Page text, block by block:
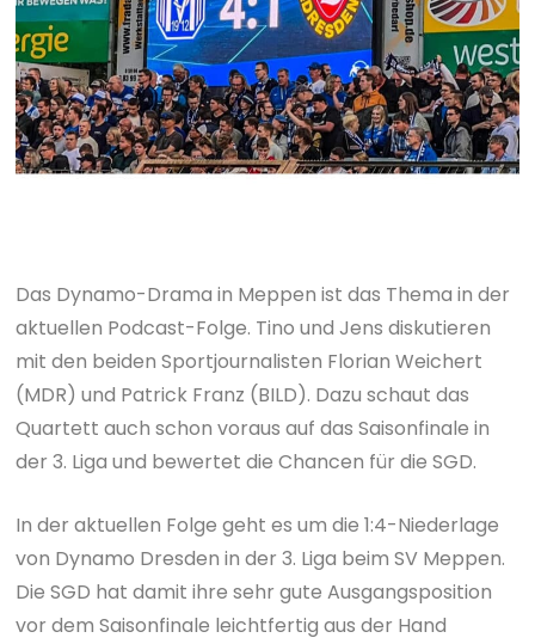
Das Dynamo-Drama in Meppen ist das Thema in der
aktuellen Podcast-Folge. Tino und Jens diskutieren
mit den beiden Sportjournalisten Florian Weichert
(MDR) und Patrick Franz (BILD). Dazu schaut das
Quartett auch schon voraus auf das Saisonfinale in
der 3. Liga und bewertet die Chancen für die SGD.
In der aktuellen Folge geht es um die 1:4-Niederlage
von Dynamo Dresden in der 3. Liga beim SV Meppen.
Die SGD hat damit ihre sehr gute Ausgangsposition
vor dem Saisonfinale leichtfertig aus der Hand